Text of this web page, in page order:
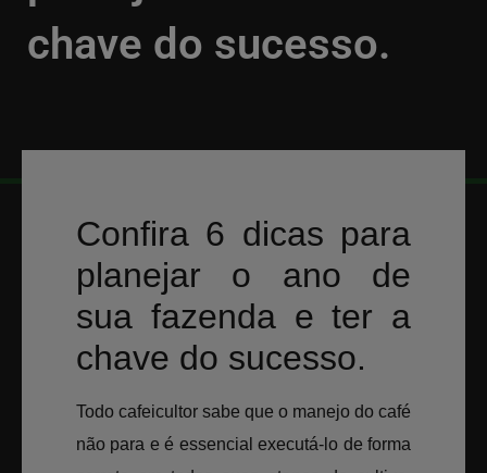
chave do sucesso.
VOLTAR
Confira 6 dicas para
planejar o ano de
sua fazenda e ter a
chave do sucesso.
Todo cafeicultor sabe que o manejo do café
não para e é essencial executá-lo de forma